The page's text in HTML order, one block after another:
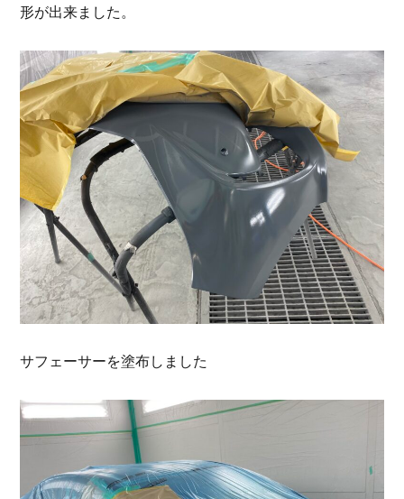
形が出来ました。
サフェーサーを塗布しました